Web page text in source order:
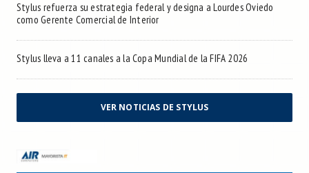
Stylus refuerza su estrategia federal y designa a Lourdes Oviedo
como Gerente Comercial de Interior
Stylus lleva a 11 canales a la Copa Mundial de la FIFA 2026
VER NOTICIAS DE STYLUS